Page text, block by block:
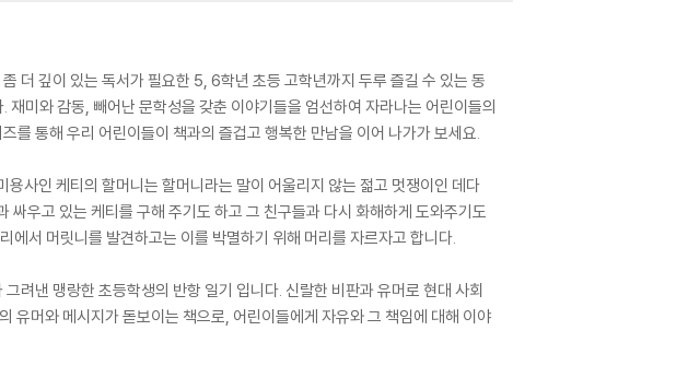
더 깊이 있는 독서가 필요한 5, 6학년 초등 고학년까지 두루 즐길 수 있는 동
미와 감동, 빼어난 문학성을 갖춘 이야기들을 엄선하여 자라나는 어린이들의
를 통해 우리 어린이들이 책과의 즐겁고 행복한 만남을 이어 나가가 보세요.
사인 케티의 할머니는 할머니라는 말이 어울리지 않는 젊고 멋쟁이인 데다
우고 있는 케티를 구해 주기도 하고 그 친구들과 다시 화해하게 도와주기도
서 머릿니를 발견하고는 이를 박멸하기 위해 머리를 자르자고 합니다.
려낸 맹랑한 초등학생의 반항 일기 입니다. 신랄한 비판과 유머로 현대 사회
유머와 메시지가 돋보이는 책으로, 어린이들에게 자유와 그 책임에 대해 이야